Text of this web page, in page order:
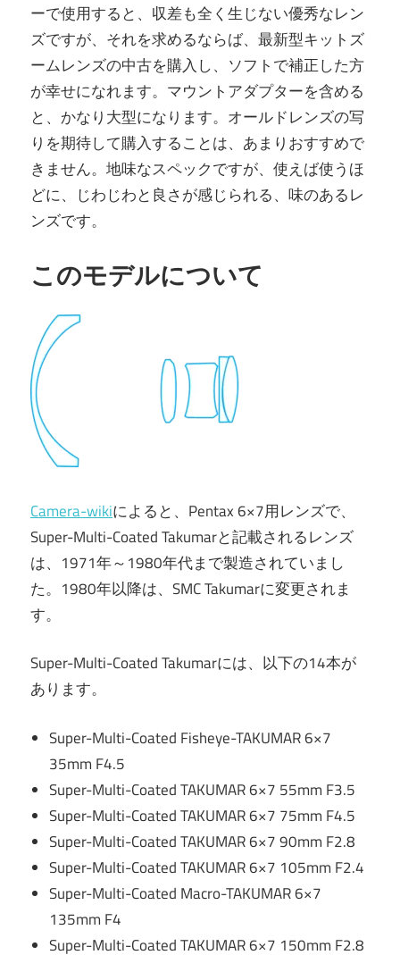
ーで使用すると、収差も全く生じない優秀なレン
ズですが、それを求めるならば、最新型キットズ
ームレンズの中古を購入し、ソフトで補正した方
が幸せになれます。マウントアダプターを含める
と、かなり大型になります。オールドレンズの写
りを期待して購入することは、あまりおすすめで
きません。地味なスペックですが、使えば使うほ
どに、じわじわと良さが感じられる、味のあるレ
ンズです。
このモデルについて
Camera-wikiによると、Pentax 6×7用レンズで、
Super-Multi-Coated Takumarと記載されるレンズ
は、1971年～1980年代まで製造されていまし
た。1980年以降は、SMC Takumarに変更されま
す。
Super-Multi-Coated Takumarには、以下の14本が
あります。
Super-Multi-Coated Fisheye-TAKUMAR 6×7
35mm F4.5
Super-Multi-Coated TAKUMAR 6×7 55mm F3.5
Super-Multi-Coated TAKUMAR 6×7 75mm F4.5
Super-Multi-Coated TAKUMAR 6×7 90mm F2.8
Super-Multi-Coated TAKUMAR 6×7 105mm F2.4
Super-Multi-Coated Macro-TAKUMAR 6×7
135mm F4
Super-Multi-Coated TAKUMAR 6×7 150mm F2.8